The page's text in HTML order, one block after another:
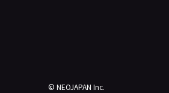
© NEOJAPAN Inc.